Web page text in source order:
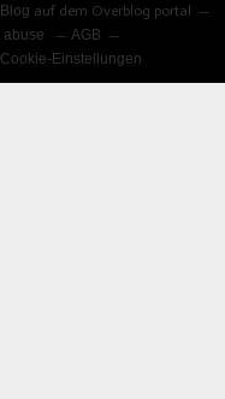
auf dem Overblog portal
abuse
AGB
Cookie-Einstellungen